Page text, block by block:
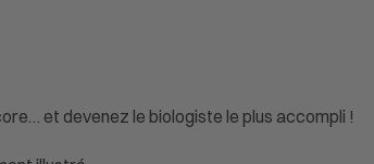
et devenez le biologiste le plus accompli !